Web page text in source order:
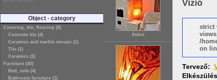
Object - category
Covering, tile, flooring (8)
Concrete tile (4)
Ceramics and marble mosaic (1)
Tile (1)
Ceramics (2)
Furniture (40)
Bed, sofa (4)
Bathroom furniture (1)
Áttört
Vízió
strict
/
on
Tervező: